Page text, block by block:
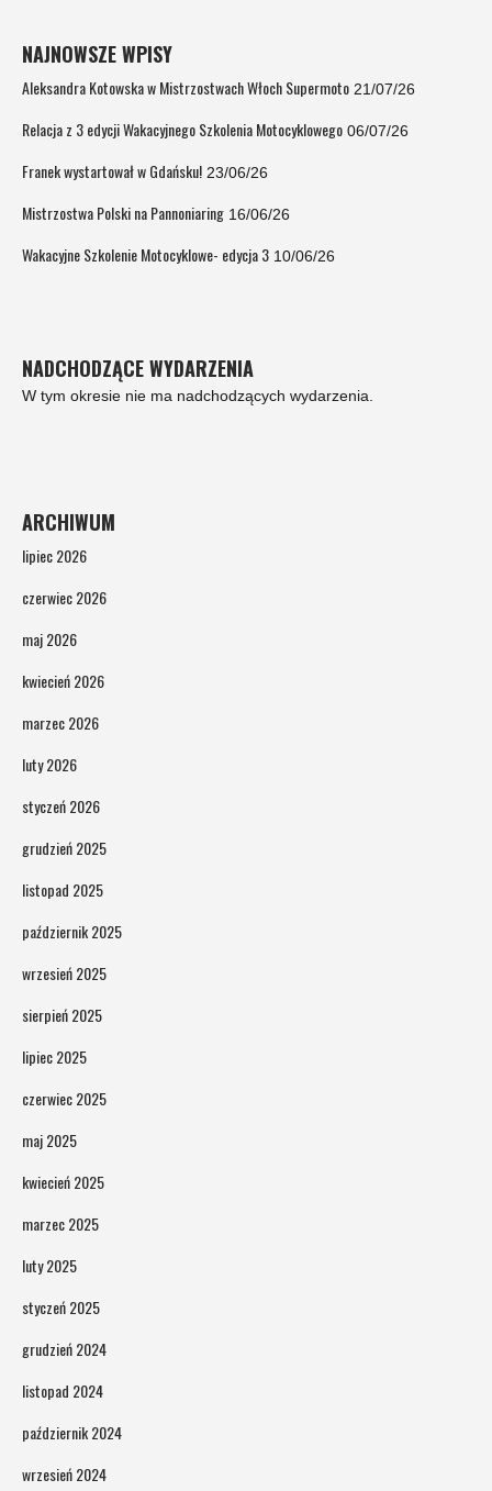
NAJNOWSZE WPISY
Aleksandra Kotowska w Mistrzostwach Włoch Supermoto 21/07/26
Relacja z 3 edycji Wakacyjnego Szkolenia Motocyklowego 06/07/26
Franek wystartował w Gdańsku! 23/06/26
Mistrzostwa Polski na Pannoniaring 16/06/26
Wakacyjne Szkolenie Motocyklowe- edycja 3 10/06/26
NADCHODZĄCE WYDARZENIA
W tym okresie nie ma nadchodzących wydarzenia.
ARCHIWUM
lipiec 2026
czerwiec 2026
maj 2026
kwiecień 2026
marzec 2026
luty 2026
styczeń 2026
grudzień 2025
listopad 2025
październik 2025
wrzesień 2025
sierpień 2025
lipiec 2025
czerwiec 2025
maj 2025
kwiecień 2025
marzec 2025
luty 2025
styczeń 2025
grudzień 2024
listopad 2024
październik 2024
wrzesień 2024